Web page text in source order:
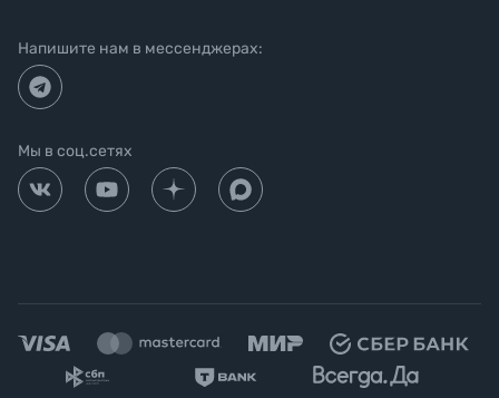
Напишите нам в мессенджерах:
Мы в соц.сетях